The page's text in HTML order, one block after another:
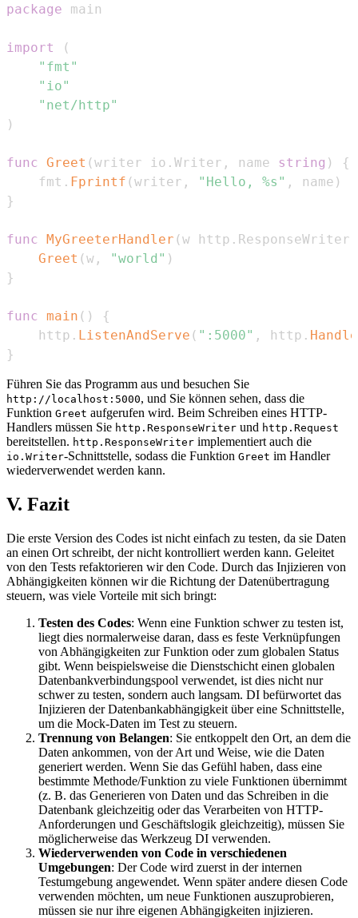
package
import
(
"fmt"
"io"
"net/http"
)
func Greet (writer io . Writer , name string )
{
    fmt
. Fprintf (writer , "Hello, %s" , name )
}
func MyGreeterHandler (w http . ResponseWriter
Greet (w , "world" )
}
func main ( )
{
    http
. ListenAndServe ( ":5000" , http .
}
Führen Sie das Programm aus und besuchen Sie
http://localhost:5000, und Sie können sehen, dass die
Funktion Greet aufgerufen wird. Beim Schreiben eines HTTP-
Handlers müssen Sie http.ResponseWriter und http.Request
bereitstellen. http.ResponseWriter implementiert auch die
io.Writer-Schnittstelle, sodass die Funktion Greet im Handler
wiederverwendet werden kann.
V. Fazit
Die erste Version des Codes ist nicht einfach zu testen, da sie Daten
an einen Ort schreibt, der nicht kontrolliert werden kann. Geleitet
von den Tests refaktorieren wir den Code. Durch das Injizieren von
Abhängigkeiten können wir die Richtung der Datenübertragung
steuern, was viele Vorteile mit sich bringt:
Testen des Codes: Wenn eine Funktion schwer zu testen ist,
liegt dies normalerweise daran, dass es feste Verknüpfungen
von Abhängigkeiten zur Funktion oder zum globalen Status
gibt. Wenn beispielsweise die Dienstschicht einen globalen
Datenbankverbindungspool verwendet, ist dies nicht nur
schwer zu testen, sondern auch langsam. DI befürwortet das
Injizieren der Datenbankabhängigkeit über eine Schnittstelle,
um die Mock-Daten im Test zu steuern.
Trennung von Belangen: Sie entkoppelt den Ort, an dem die
Daten ankommen, von der Art und Weise, wie die Daten
generiert werden. Wenn Sie das Gefühl haben, dass eine
bestimmte Methode/Funktion zu viele Funktionen übernimmt
(z. B. das Generieren von Daten und das Schreiben in die
Datenbank gleichzeitig oder das Verarbeiten von HTTP-
Anforderungen und Geschäftslogik gleichzeitig), müssen Sie
möglicherweise das Werkzeug DI verwenden.
Wiederverwenden von Code in verschiedenen
Umgebungen: Der Code wird zuerst in der internen
Testumgebung angewendet. Wenn später andere diesen Code
verwenden möchten, um neue Funktionen auszuprobieren,
müssen sie nur ihre eigenen Abhängigkeiten injizieren.